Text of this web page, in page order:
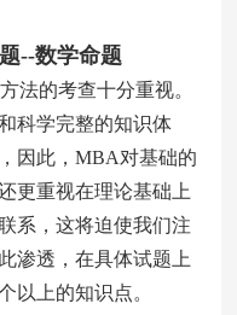
--数学命题
法的考查十分重视。
科学完整的知识体
因此，MBA对基础的
更重视在理论基础上
系，这将迫使我们注
渗透，在具体试题上
以上的知识点。